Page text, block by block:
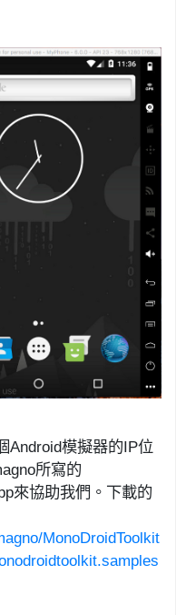
Android模擬器的IP位
所寫的
來協助我們 。下載的
MonoDroidToolkit